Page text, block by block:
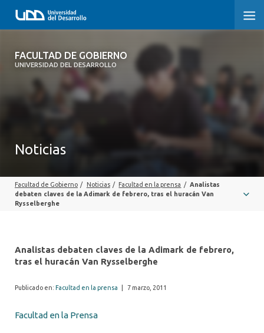
FACULTAD DE GOBIERNO
UNIVERSIDAD DEL DESARROLLO
FACULTAD DE GOBIERNO
EXTENSIÓN
Noticias
Facultad de Gobierno / Noticias / Facultad en la prensa / Analistas
debaten claves de la Adimark de febrero, tras el huracán Van
Rysselberghe
Analistas debaten claves de la Adimark de febrero,
tras el huracán Van Rysselberghe
Publicado en: Facultad en la prensa 7 marzo, 2011
Facultad en la Prensa